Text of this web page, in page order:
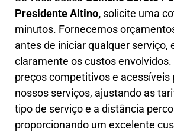
Presidente Altino, solicite uma
minutos. Fornecemos
antes de iniciar qualquer serviço,
claramente os custos
preços competitivos e acessíveis
nossos serviços, ajustando as
tipo de serviço e a distância
proporcionando um excelente